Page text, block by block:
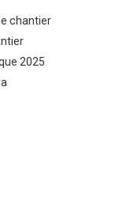
chantier
2025